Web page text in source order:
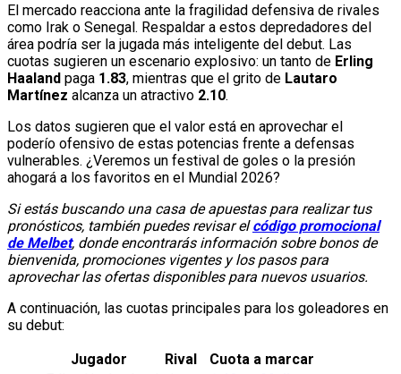
El mercado reacciona ante la fragilidad defensiva de rivales
como Irak o Senegal. Respaldar a estos depredadores del
área podría ser la jugada más inteligente del debut. Las
cuotas sugieren un escenario explosivo: un tanto de Erling
Haaland paga 1.83, mientras que el grito de Lautaro
Martínez alcanza un atractivo 2.10.
Los datos sugieren que el valor está en aprovechar el
poderío ofensivo de estas potencias frente a defensas
vulnerables. ¿Veremos un festival de goles o la presión
ahogará a los favoritos en el Mundial 2026?
Si estás buscando una casa de apuestas para realizar tus
pronósticos, también puedes revisar elcódigo promocional
de Melbet, donde encontrarás información sobre bonos de
bienvenida, promociones vigentes y los pasos para
aprovechar las ofertas disponibles para nuevos usuarios.
A continuación, las cuotas principales para los goleadores en
su debut:
Jugador
Rival
Cuota a marcar